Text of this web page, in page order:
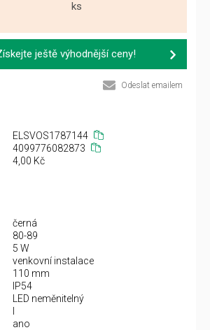
ks
ještě výhodnější ceny!
Odeslat emailem
ELSVOS1787144
4099776082873
4,00 Kč
černá
80-89
5 W
venkovní instalace
110 mm
IP54
LED neměnitelný
ano